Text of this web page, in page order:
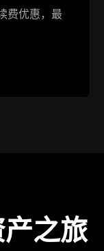
费优惠，最
之旅